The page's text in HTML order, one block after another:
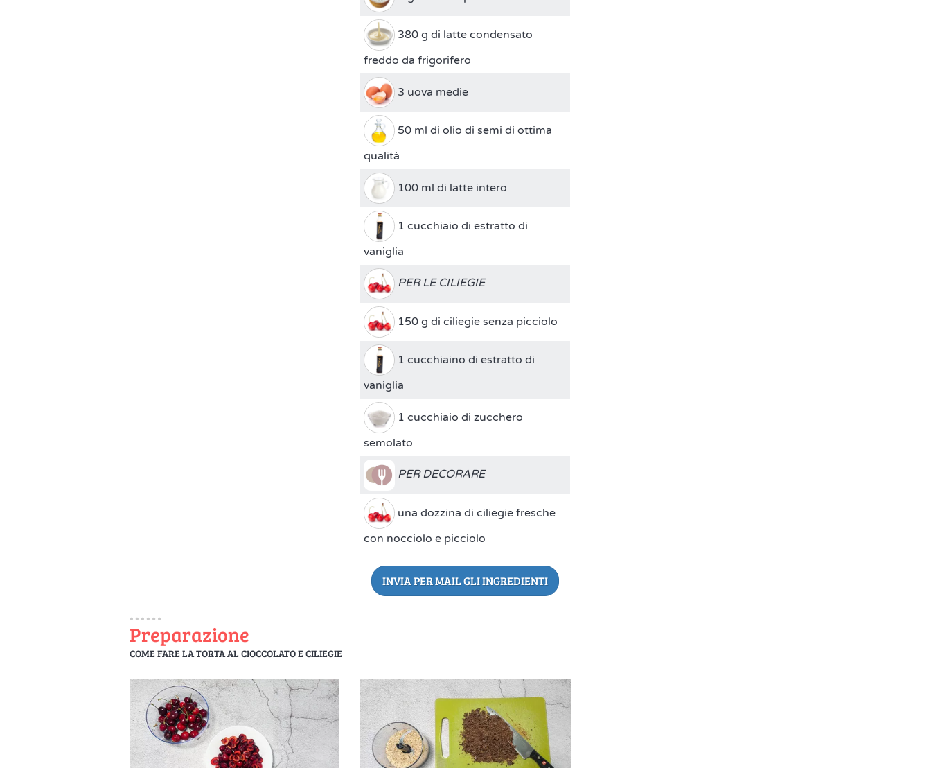
380 g di latte condensato
freddo da frigorifero
3 uova medie
50 ml di olio di semi di ottima
qualità
100 ml di latte intero
1 cucchiaio di estratto di
vaniglia
PER LE CILIEGIE
150 g di ciliegie senza picciolo
1 cucchiaino di estratto di
vaniglia
1 cucchiaio di zucchero
semolato
PER DECORARE
una dozzina di ciliegie fresche
con nocciolo e picciolo
INVIA PER MAIL GLI INGREDIENTI
Preparazione
COME FARE LA TORTA AL CIOCCOLATO E CILIEGIE